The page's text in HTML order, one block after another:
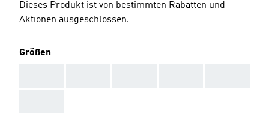
Dieses Produkt ist von bestimmten Rabatten und
Aktionen ausgeschlossen.
Größen